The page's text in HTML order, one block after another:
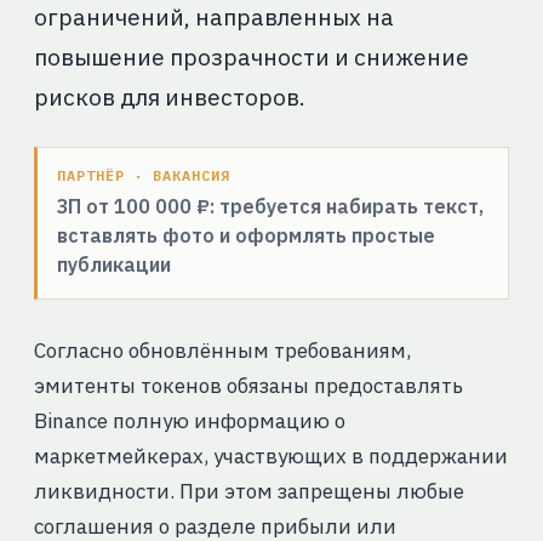
ограничений, направленных на
повышение прозрачности и снижение
рисков для инвесторов.
ПАРТНЁР · ВАКАНСИЯ
ЗП от 100 000 ₽: требуется набирать текст,
вставлять фото и оформлять простые
публикации
Согласно обновлённым требованиям,
эмитенты токенов обязаны предоставлять
Binance полную информацию о
маркетмейкерах, участвующих в поддержании
ликвидности. При этом запрещены любые
соглашения о разделе прибыли или